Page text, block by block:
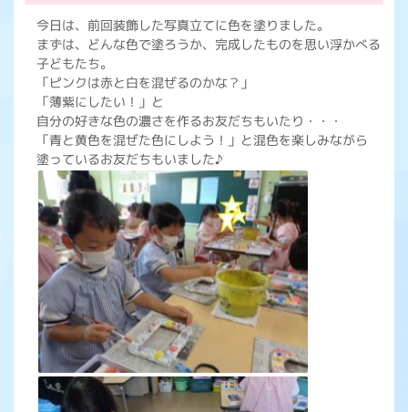
今日は、前回装飾した写真立てに色を塗りました。
まずは、どんな色で塗ろうか、完成したものを思い浮かべる
子どもたち。
「ピンクは赤と白を混ぜるのかな？」
「薄紫にしたい！」と
自分の好きな色の濃さを作るお友だちもいたり・・・
「青と黄色を混ぜた色にしよう！」と混色を楽しみながら
塗っているお友だちもいました♪